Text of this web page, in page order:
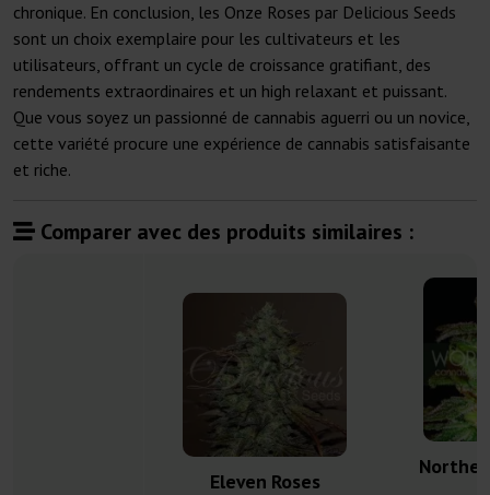
chronique. En conclusion, les Onze Roses par Delicious Seeds
sont un choix exemplaire pour les cultivateurs et les
utilisateurs, offrant un cycle de croissance gratifiant, des
rendements extraordinaires et un high relaxant et puissant.
Que vous soyez un passionné de cannabis aguerri ou un novice,
cette variété procure une expérience de cannabis satisfaisante
et riche.
Comparer avec des produits similaires :
Eleven Roses